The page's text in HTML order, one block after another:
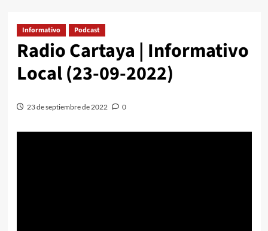
Informativo Podcast
Radio Cartaya | Informativo
Local (23-09-2022)
23 de septiembre de 2022 0